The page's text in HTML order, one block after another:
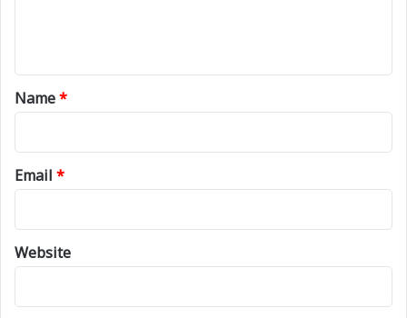
*
Name*
Email *
Website